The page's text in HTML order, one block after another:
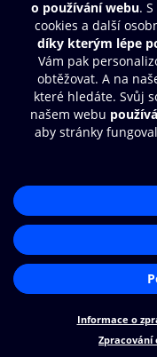
Další zábava
© O2 Czech Republic a.s.
Nákupní řád
Přístupnost
Cookies
Nastavení cookies